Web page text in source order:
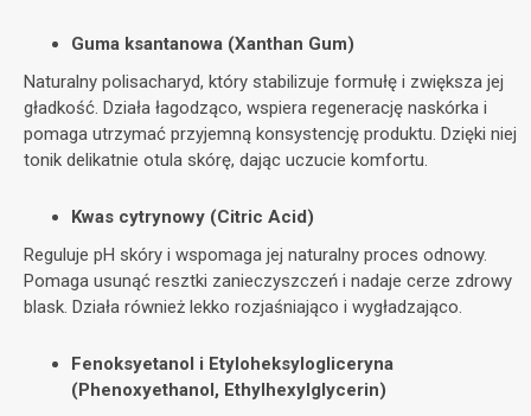
Guma ksantanowa (Xanthan Gum)
Naturalny polisacharyd, który stabilizuje formułę i zwiększa jej
gładkość. Działa łagodząco, wspiera regenerację naskórka i
pomaga utrzymać przyjemną konsystencję produktu. Dzięki niej
tonik delikatnie otula skórę, dając uczucie komfortu.
Kwas cytrynowy (Citric Acid)
Reguluje pH skóry i wspomaga jej naturalny proces odnowy.
Pomaga usunąć resztki zanieczyszczeń i nadaje cerze zdrowy
blask. Działa również lekko rozjaśniająco i wygładzająco.
Fenoksyetanol i Etyloheksylogliceryna
(Phenoxyethanol, Ethylhexylglycerin)